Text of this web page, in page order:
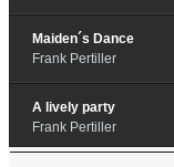
Maiden´s Dance
Frank Pertiller
A lively party
Frank Pertiller